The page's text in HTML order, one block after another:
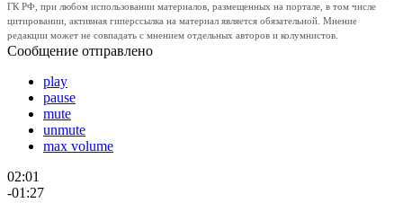
ГК РФ, при любом использовании материалов, размещенных на портале, в том числе
цитировании, активная гиперссылка на материал является обязательной. Мнение
редакции может не совпадать с мнением отдельных авторов и колумнистов.
Сообщение отправлено
play
pause
mute
unmute
max volume
02:01
-01:27